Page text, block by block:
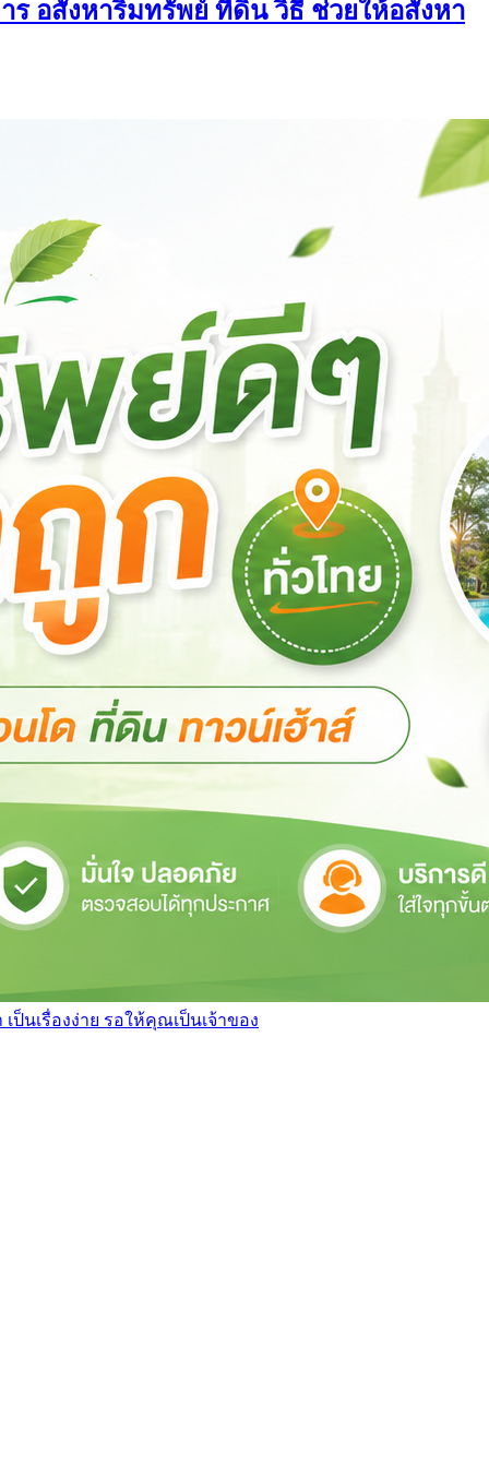
ร อสังหาริมทรัพย์ ที่ดิน วิธี ช่วยให้อสังหา
นเรื่องง่าย รอให้คุณเป็นเจ้าของ